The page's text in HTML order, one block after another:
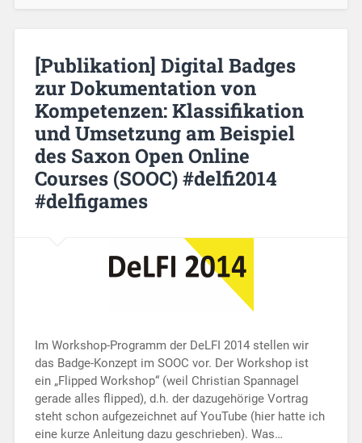
[Publikation] Digital Badges
zur Dokumentation von
Kompetenzen: Klassifikation
und Umsetzung am Beispiel
des Saxon Open Online
Courses (SOOC) #delfi2014
#delfigames
Im Workshop-Programm der DeLFI 2014 stellen wir
das Badge-Konzept im SOOC vor. Der Workshop ist
ein „Flipped Workshop“ (weil Christian Spannagel
gerade alles flipped), d.h. der dazugehörige Vortrag
steht schon aufgezeichnet auf YouTube (hier hatte ich
eine kurze Anleitung dazu geschrieben). Was…